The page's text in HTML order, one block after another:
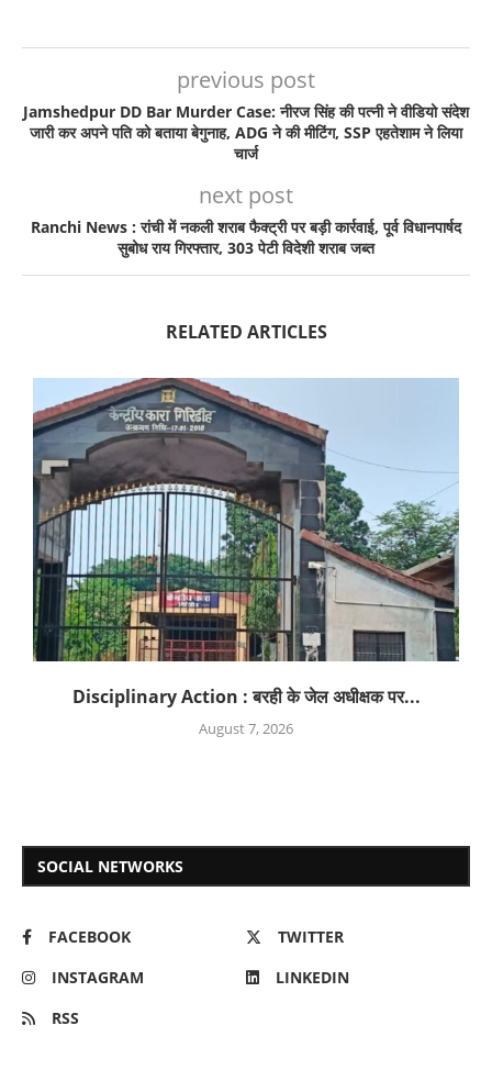
previous post
Jamshedpur DD Bar Murder Case: नीरज सिंह की पत्नी ने वीडियो संदेश
जारी कर अपने पति को बताया बेगुनाह, ADG ने की मीटिंग, SSP एहतेशाम ने लिया
चार्ज
next post
Ranchi News : रांची में नकली शराब फैक्ट्री पर बड़ी कार्रवाई, पूर्व विधानपार्षद
सुबोध राय गिरफ्तार, 303 पेटी विदेशी शराब जब्त
RELATED ARTICLES
Disciplinary Action : बरही के जेल अधीक्षक पर...
August 7, 2026
SOCIAL NETWORKS
FACEBOOK
TWITTER
INSTAGRAM
LINKEDIN
RSS